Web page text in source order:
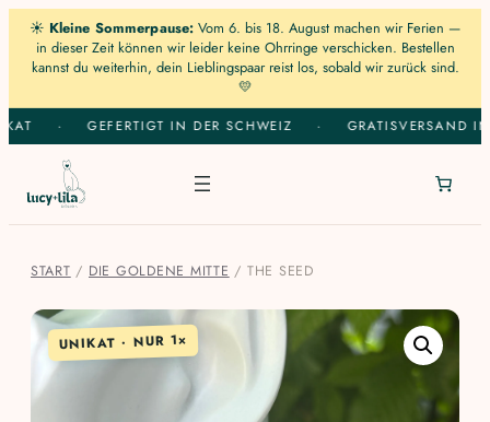
☀️ Kleine Sommerpause: Vom 6. bis 18. August machen wir Ferien —
in dieser Zeit können wir leider keine Ohrringe verschicken. Bestellen
kannst du weiterhin, dein Lieblingspaar reist los, sobald wir zurück sind.
💛
Zum
Inhalt
springen
GEFERTIGT IN DER SCHWEIZ GRATISVERSAND IN
START / DIE GOLDENE MITTE / THE SEED
UNIKAT · NUR 1×